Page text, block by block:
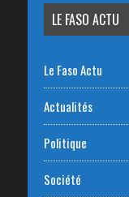
LE FASO ACTU
Le Faso Actu
Actualités
Politique
Société